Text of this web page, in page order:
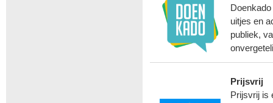
uitjes en
publiek,
Prijsvrij
Prijsvrij is